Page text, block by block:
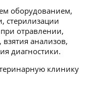
оборудованием,
стерилизации
отравлении,
анализов,
диагностики.
клинику